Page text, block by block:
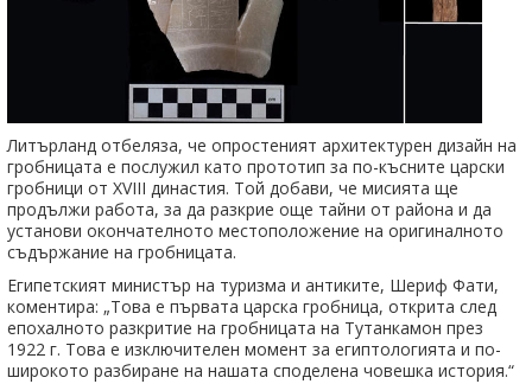
Литърланд отбеляза, че опростеният архитектурен дизайн на
гробницата е послужил като прототип за по-късните царски
гробници от XVIII династия. Той добави, че мисията ще
продължи работа, за да разкрие още тайни от района и да
установи окончателното местоположение на оригиналното
съдържание на гробницата.
Египетският министър на туризма и антиките, Шериф Фати,
коментира: „Това е първата царска гробница, открита след
епохалното разкритие на гробницата на Тутанкамон през
1922 г. Това е изключителен момент за египтологията и по-
широкото разбиране на нашата споделена човешка история.“